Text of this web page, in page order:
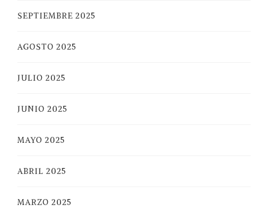
SEPTIEMBRE 2025
AGOSTO 2025
JULIO 2025
JUNIO 2025
MAYO 2025
ABRIL 2025
MARZO 2025